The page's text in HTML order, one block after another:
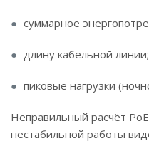
суммарное
длину кабельной линии;
пиковые нагрузки
Неправильный расчёт
нестабильной работы